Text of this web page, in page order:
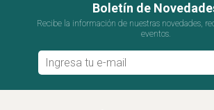
Boletín de
Recibe la información de nuestras novedades,
eventos.